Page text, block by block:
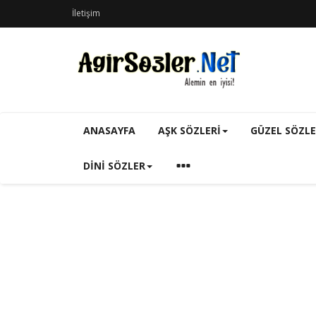
İletişim
ANASAYFA AŞK SÖZLERI GÜZEL
DINI SÖZLER